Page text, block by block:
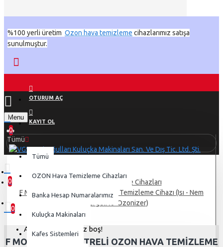
%100 yerli üretim Ozon hava temizleme cihazlarımız satışa
sunulmuştur.
OTURUM AÇ
KAYIT OL
Menu
0
0
0 ürün - 0,00 TL
0
Alışveriş sepetiniz boş!
Tümü
Tümü
OZON Hava Temizleme Cihazları
Banka Hesap Numaralarımız
Kuluçka Makinaları
Kafes Sistemleri
OZON Hava Temizleme Cihazları
F Model Hepa Filtreli Ozon Hava Temizleme Cihazı (Isı - Nem
Göstergeli İo-Ozonizer)
F MODEL HEPA FILTRELI OZON HAVA TEMIZLEME